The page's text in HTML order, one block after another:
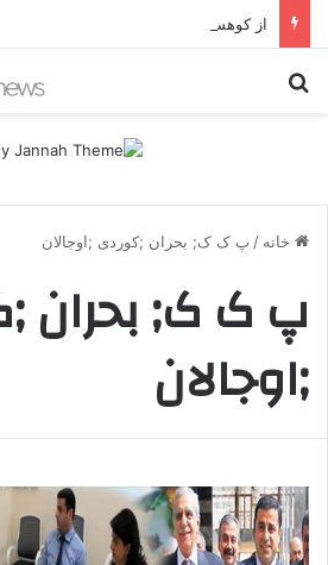
از کوهستان تا میز مذاکره؛ پژاک یک‌شبه
خانه / پ ک ک; بحران ;کوردی ;اوجالان
پ ک ک; بحران
;اوجالان